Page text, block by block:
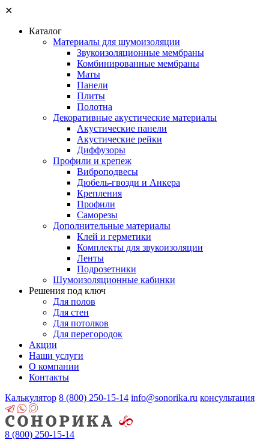
✕
Каталог
Материалы для шумоизоляции
Звукоизоляционные мембраны
Комбинированные мембраны
Маты
Панели
Плиты
Полотна
Декоративные акустические материалы
Акустические панели
Акустические рейки
Диффузоры
Профили и крепеж
Виброподвесы
Дюбель-гвозди и Анкера
Крепления
Профили
Саморезы
Дополнительные материалы
Клей и герметики
Комплекты для звукоизоляции
Ленты
Подрозетники
Шумоизоляционные кабинки
Решения под ключ
Для полов
Для стен
Для потолков
Для перегородок
Акции
Наши услуги
О компании
Контакты
Калькулятор 8 (800) 250-15-14 info@sonorika.ru консультация
8 (800) 250-15-14